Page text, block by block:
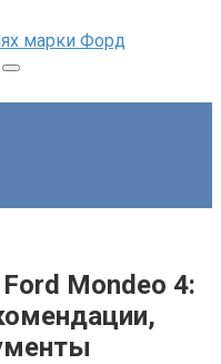
Mondeo 4: